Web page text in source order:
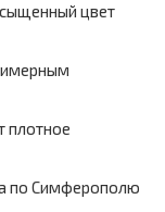
цвет
плотное
по Симферополю